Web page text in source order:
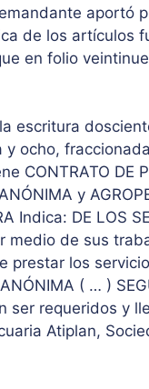
aportó
de los artículos
en folio
escritura
ocho,
CONTRATO DE
y
Indica: DE LOS
medio de sus
prestar los
( … )
ser requeridos y
Atiplan,